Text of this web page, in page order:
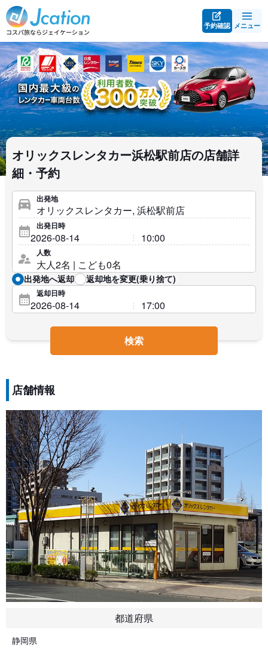
予約確認 メニュー
オリックスレンタカー浜松駅前店の店舗詳
細・予約
出発地
出発日時
人数
出発地へ返却 返却地を変更(乗り捨て)
返却日時
検索
店舗情報
都道府県
静岡県